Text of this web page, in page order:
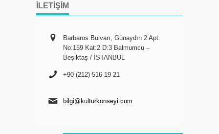
İLETIŞIM
Barbaros Bulvarı, Günaydın 2 Apt.
No:159 Kat:2 D:3 Balmumcu –
Beşiktaş / İSTANBUL
+90 (212) 516 19 21
bilgi@kulturkonseyi.com